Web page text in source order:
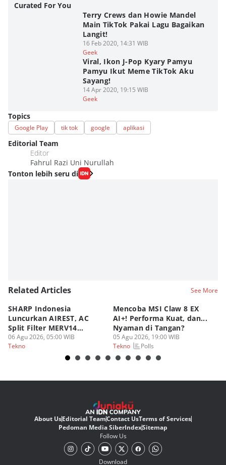
Curated For You
Terry Crews dan Howie Mandel
Main TikTok Pakai Lagu Bagaikan
Langit!
16 Feb 2020, 14:31 WIB
Geek
Viral, Ikon J-Pop Kyary Pamyu
Pamyu Ikut Meme TikTok Aku
Sayang!
14 Apr 2020, 19:15 WIB
Geek
Topics
Google Play tik tok google aplikasi
Editorial Team
Editor
Fahrul Razi Uni Nurullah
Tonton lebih seru di
Related Articles See More
SHARP Indonesia
Luncurkan AIREST, AC
Split Filter MERV14
Perdana!
06 Agu 2026, 05:00 WIB
Tekno
Mencoba MSI Claw 8 EX
AI+! Performa Kuat, dan...
Nyaman di Tangan?
05 Agu 2026, 19:00 WIB
Tekno
Polls
About UsEditorial TeamContact UsTerms of Services
Pedoman Media SiberIndexSitemap
Follow Us
Download